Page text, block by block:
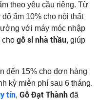
theo yêu cầu riêng. Từ
ẩm 10% cho nội thất
với máy móc nhập
cho gỗ sỉ nhà thầu, giúp
đến 15% cho đơn hàng
kỳ miễn phí sau 6 tháng.
tín, Gỗ Đạt Thành đã